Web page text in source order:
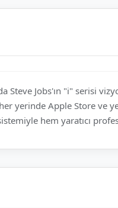
Jobs'ın "i" serisi
Apple Store ve
hem yaratıcı